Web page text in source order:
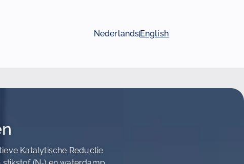
NederlandsEnglish
Katalytische Reductie